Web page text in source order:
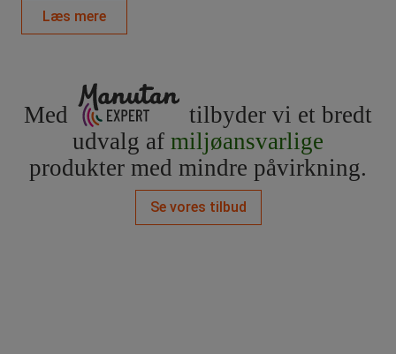
Læs mere
Med
tilbyder vi et bredt
udvalg af miljøansvarlige
produkter med mindre påvirkning.
Se vores tilbud